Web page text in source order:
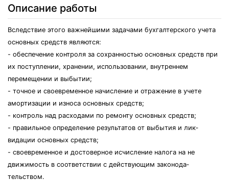
Описание работы
Вследствие этого важнейшими задачами бухгалтерского учета
основных средств являются:
- обеспечение контроля за сохранностью основных средств при
их поступлении, хранении, использовании, внутрен­нем
перемещении и выбытии;
- точное и своевременное начисление и отражение в учете
амортизации и износа основных средств;
- контроль над расходами по ремонту основных средств;
- правильное определение результатов от выбытия и лик­
видации основных средств;
- своевременное и достоверное исчисление налога на не
движимость в соответствии с действующим законода­
тельством.